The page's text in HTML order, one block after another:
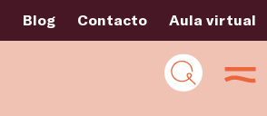
Blog Contacto Aula virtual